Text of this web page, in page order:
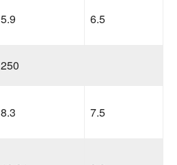
5.9 6.5
250
8.3 7.5